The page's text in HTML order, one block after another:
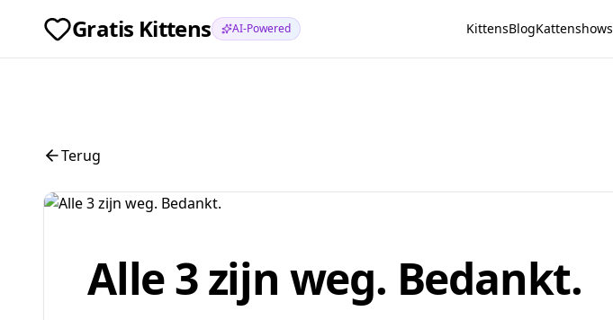
Gratis Kittens AI-Powered KittensBlogKattenshows
Terug
Alle 3 zijn weg. Bedankt.